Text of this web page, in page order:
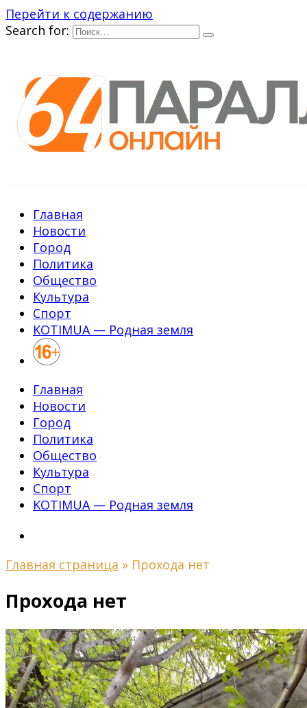
Перейти к содержанию
Search for:
Главная
Новости
Город
Политика
Общество
Культура
Спорт
KOTIMUA — Родная земля
Главная
Новости
Город
Политика
Общество
Культура
Спорт
KOTIMUA — Родная земля
Главная страница » Прохода нет
Прохода нет